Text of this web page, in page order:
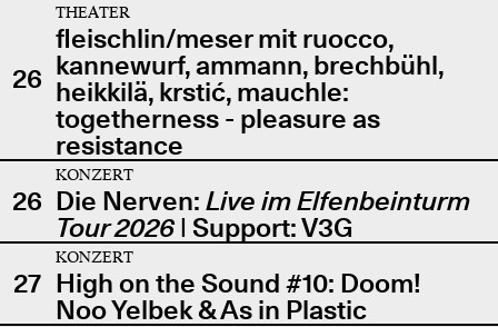
26
THEATER
fleischlin/meser mit ruocco,
kannewurf, ammann, brechbühl,
heikkilä, krstić, mauchle:
togetherness - pleasure as
resistance
26
KONZERT
Die Nerven: Live im Elfenbeinturm
Tour 2026| Support: V3G
27
KONZERT
High on the Sound #10: Doom!
Noo Yelbek & As in Plastic